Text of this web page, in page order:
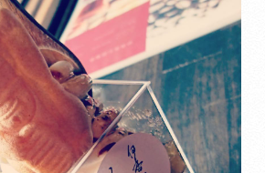
てはページのレイアウトが崩
もございますが、ご了承くだ
CLOSE